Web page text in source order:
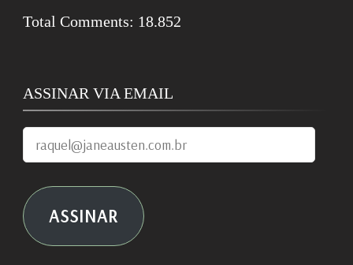
Total Comments: 18.852
ASSINAR VIA EMAIL
raquel@janeausten.com.br
ASSINAR